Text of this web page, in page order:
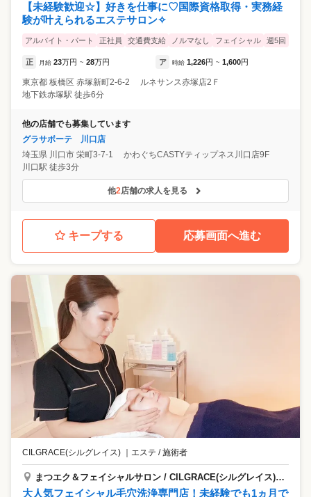
【未経験歓迎☆】好きを仕事に♡国際資格取得・実務経
験が叶えられるエステサロン✧
アルバイト・パート 正社員 交通費支給 ノルマなし フェイシャル 週5回
正 月給 23万円 ~ 28万円 ア 時給 1,226円 ~ 1,600円
東京都 板橋区 赤塚新町2-6-2 ルネサンス赤塚店2Ｆ
地下鉄赤塚駅 徒歩6分
他の店舗でも募集しています
グラサボーテ 川口店
埼玉県 川口市 栄町3-7-1 かわぐちCASTYティップネス川口店9F
川口駅 徒歩3分
他2店舗の求人を見る
キープする 応募画面へ進む
CILGRACE(シルグレイス) エステ / 施術者
まつエク＆フェイシャルサロン / CILGRACE(シルグレイス) 川口前川店
大人気フェイシャル毛穴洗浄専門店！未経験でも1ヵ月で